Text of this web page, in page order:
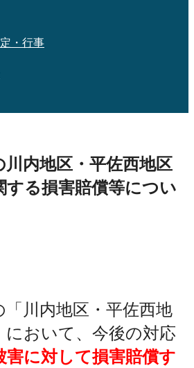
・行事
内地区・平佐西地区
する損害賠償等につい
川内地区・平佐西地
において、今後の対応
害に対して損害賠償す